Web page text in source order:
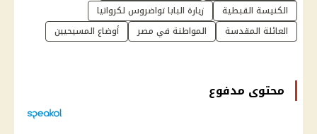
الكنيسة القبطية
زيارة البابا تواضروس لكرواتيا
العائلة المقدسة
المواطنة في مصر أوضاع المسيحيين
محتوى مدفوع